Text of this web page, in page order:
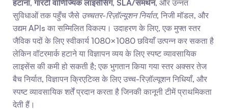
हटाना, गारंटी वाणिज्यिक लाइसेंसिंग, SLA/समर्थन, और उन्नत
सुविधाओं तक पहुँच जैसे उच्चतर-रिज़ॉल्यूशन निर्यात, निजी मॉडल, और
उद्यम APIs का सम्मिलित विकल्प। उदाहरण के लिए, एक मुफ्त स्तर
जैविक पदों के लिए स्वीकार्य 1080×1080 छवियाँ उत्पन्न कर सकता है
लेकिन वॉटरमार्क हटाने या विज्ञापन व्यय के लिए स्पष्ट व्यावसायिक
लाइसेंस की कमी हो सकती है; एक भुगतान किया गया स्तर अक्सर तेज
बैच निर्यात, विज्ञापन क्रिएटिव्स के लिए उच्च-रिज़ॉल्यूशन निधियाँ, और
स्पष्ट व्यावसायिक शर्तें प्रदान करता है जिनकी कानूनी टीमें प्राथमिकता
देती हैं।